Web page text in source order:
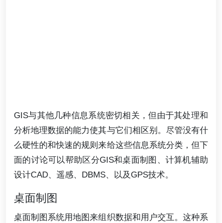
GIS与其他几种信息系统密切相关，但由于其处理和
分析地理数据的能力使其与它们相区别。尽管没有什
么硬性的和快速的规则来给这些信息系统分类，但下
面的讨论可以帮助区分GIS和桌面制图、计算机辅助
设计CAD、遥感、DBMS、以及GPS技术。
桌面制图
桌面制图系统用地图来组织数据和用户交互。这种系